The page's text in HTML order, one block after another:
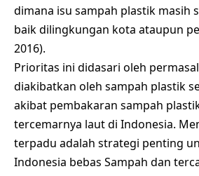
dimana isu sampah plastik masih
baik dilingkungan kota ataupun
2016).
Prioritas ini didasari oleh
diakibatkan oleh sampah plastik
akibat pembakaran sampah
tercemarnya laut di Indonesia.
terpadu adalah strategi penting
Indonesia bebas Sampah dan